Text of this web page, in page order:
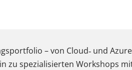
– von Cloud‑ und
zu spezialisierten Workshops